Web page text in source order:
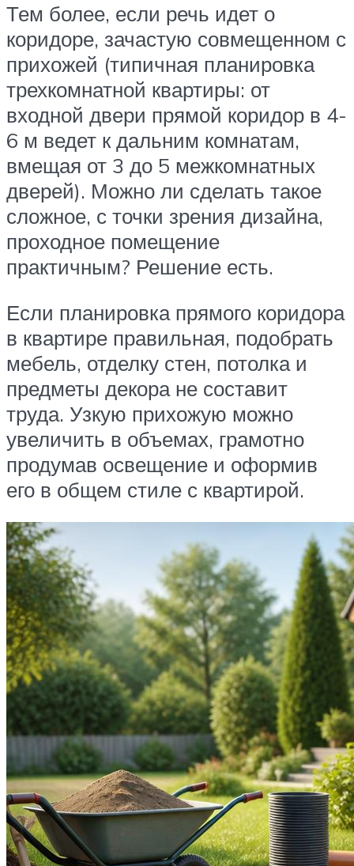
Тем более, если речь идет о
коридоре, зачастую совмещенном с
прихожей (типичная планировка
трехкомнатной квартиры: от
входной двери прямой коридор в 4-
6 м ведет к дальним комнатам,
вмещая от 3 до 5 межкомнатных
дверей). Можно ли сделать такое
сложное, с точки зрения дизайна,
проходное помещение
практичным? Решение есть.
Если планировка прямого коридора
в квартире правильная, подобрать
мебель, отделку стен, потолка и
предметы декора не составит
труда. Узкую прихожую можно
увеличить в объемах, грамотно
продумав освещение и оформив
его в общем стиле с квартирой.